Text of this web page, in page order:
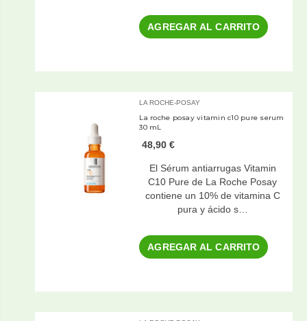
AGREGAR AL CARRITO
LA ROCHE-POSAY
La roche posay vitamin c10 pure serum
30 mL
48,90 €
El Sérum antiarrugas Vitamin
C10 Pure de La Roche Posay
contiene un 10% de vitamina C
pura y ácido s…
AGREGAR AL CARRITO